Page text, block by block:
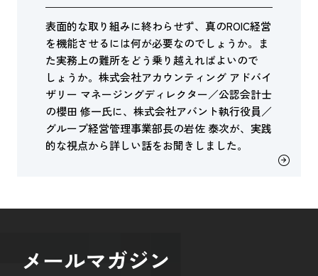
表面的な取り組みに終わらせず、真のROIC経営
を機能させるには何が必要なのでしょうか。ま
た実務上の難所をどう乗り越えればよいので
しょうか。株式会社アカウンティング アドバイ
ザリー マネージングディレクター／公認会計士
の櫻田 修一氏に、株式会社アバント執行役員／
グループ経営管理事業部長の岩佐 泰次が、実践
的な視点から詳しい話をお聞きしました。
メールマガジン